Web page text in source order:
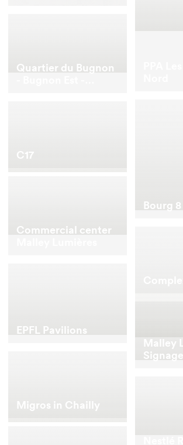
Quartier du Bugnon
Bourg 8
C17
Commercial center
EPFL Pavilions
Malley
Signage
Migros in Chailly